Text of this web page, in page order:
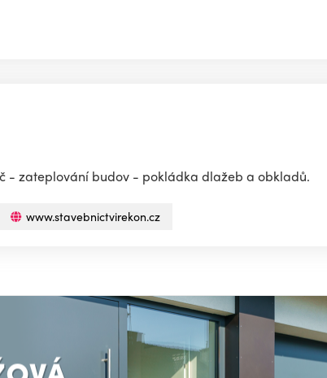
- zateplování budov - pokládka dlažeb a obkladů.
www.stavebnictvirekon.cz